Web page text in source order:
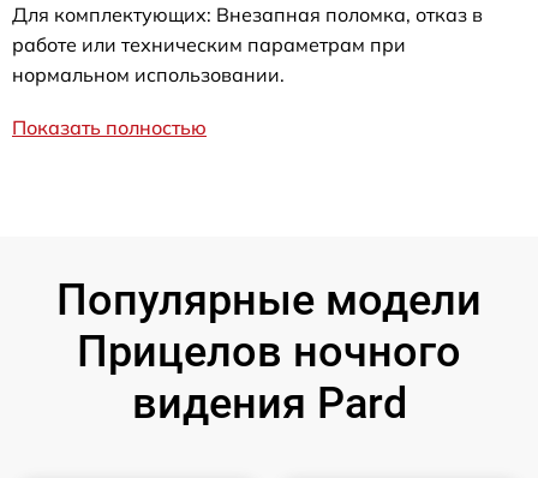
Для комплектующих: Внезапная поломка, отказ в
работе или техническим параметрам при
нормальном использовании.
Показать полностью
Популярные модели
Прицелов ночного
видения Pard